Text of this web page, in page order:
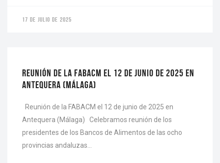
17 DE JULIO DE 2025
REUNIÓN DE LA FABACM EL 12 DE JUNIO DE 2025 EN
ANTEQUERA (MÁLAGA)
Reunión de la FABACM el 12 de junio de 2025 en
Antequera (Málaga) Celebramos reunión de los
presidentes de los Bancos de Alimentos de las ocho
provincias andaluzas…